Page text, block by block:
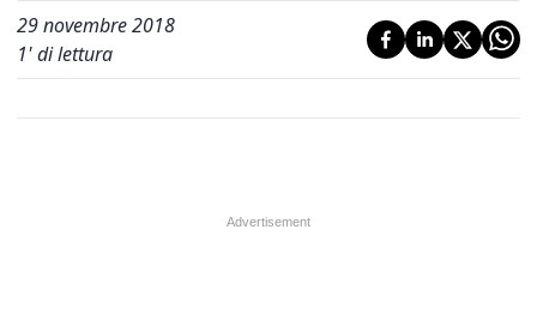
29 novembre 2018
1' di lettura